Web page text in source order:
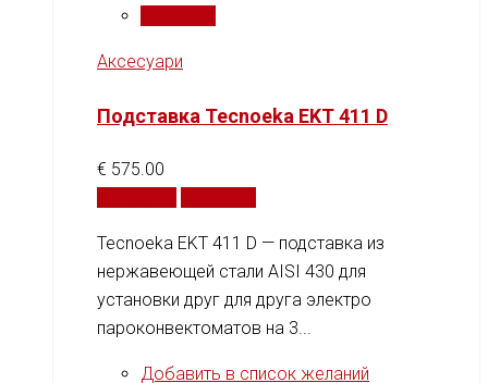
Аксесуари
Подставка Tecnoeka EKT 411 D
€ 575.00
Tecnoeka EKT 411 D — подставка из
нержавеющей стали AISI 430 для
установки друг для друга электро
пароконвектоматов на 3...
Добавить в список желаний